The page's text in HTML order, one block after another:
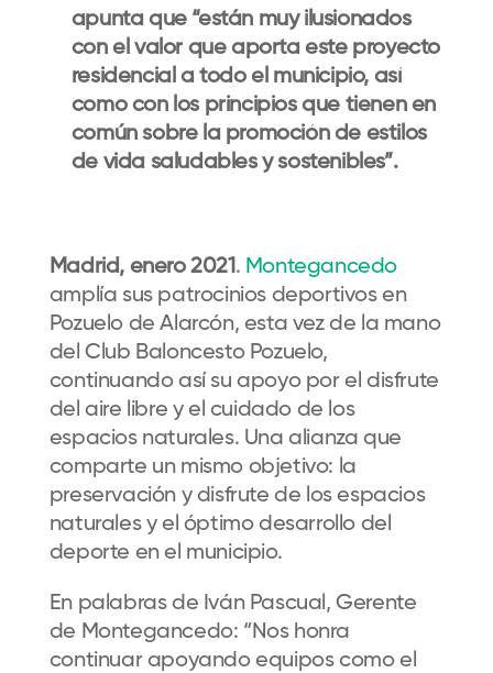
apunta que “están muy ilusionados
con el valor que aporta este proyecto
residencial a todo el municipio, así
como con los principios que tienen en
común sobre la promoción de estilos
de vida saludables y sostenibles”.
Madrid, enero 2021. Montegancedo
amplía sus patrocinios deportivos en
Pozuelo de Alarcón, esta vez de la mano
del Club Baloncesto Pozuelo,
continuando así su apoyo por el disfrute
del aire libre y el cuidado de los
espacios naturales. Una alianza que
comparte un mismo objetivo: la
preservación y disfrute de los espacios
naturales y el óptimo desarrollo del
deporte en el municipio.
En palabras de Iván Pascual, Gerente
de Montegancedo: “Nos honra
continuar apoyando equipos como el